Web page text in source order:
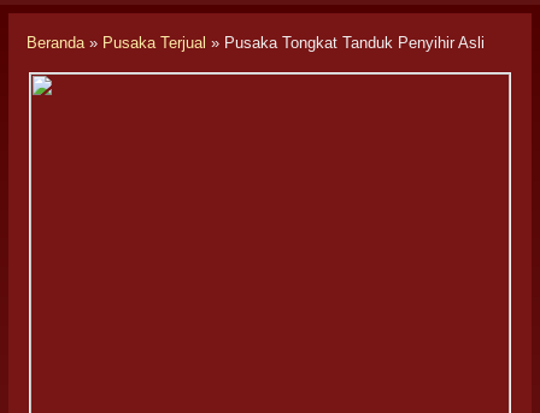
Beranda» Pusaka Terjual » Pusaka Tongkat Tanduk Penyihir Asli